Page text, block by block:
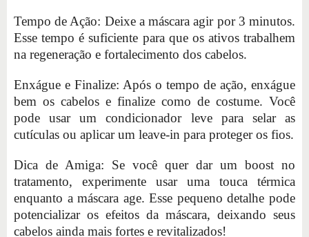
Tempo de Ação: Deixe a máscara agir por 3 minutos.
Esse tempo é suficiente para que os ativos trabalhem
na regeneração e fortalecimento dos cabelos.
Enxágue e Finalize: Após o tempo de ação, enxágue
bem os cabelos e finalize como de costume. Você
pode usar um condicionador leve para selar as
cutículas ou aplicar um leave-in para proteger os fios.
Dica de Amiga: Se você quer dar um boost no
tratamento, experimente usar uma touca térmica
enquanto a máscara age. Esse pequeno detalhe pode
potencializar os efeitos da máscara, deixando seus
cabelos ainda mais fortes e revitalizados!